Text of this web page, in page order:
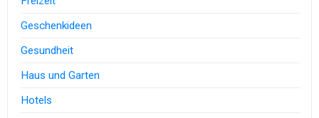
Geschenkideen
Gesundheit
Haus und Garten
Hotels